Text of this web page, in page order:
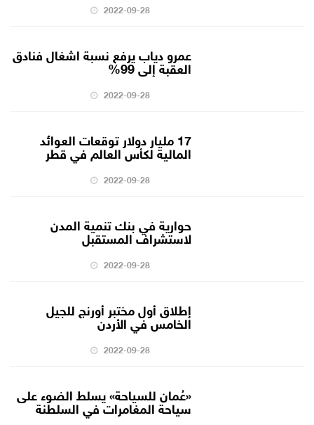
2022-09-28
عمرو دياب يرفع نسبة اشغال فنادق
العقبة إلى 99%
2022-09-28
17 مليار دولار توقعات العوائد
المالية لكأس العالم في قطر
2022-09-28
حوارية في بنك تنمية المدن
لاستشراف المستقبل
2022-09-28
إطلاق أول مختبر أورنج للجيل
الخامس في الأردن
2022-09-28
«عُمان للسياحة» يسلط الضوء على
سياحة المغامرات في السلطنة